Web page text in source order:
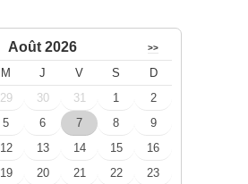
Août 2026 >>
M J V S
D
29 30 31 1
2
5 6 7 8
9
12 13 14 15
16
19 20 21 22
23